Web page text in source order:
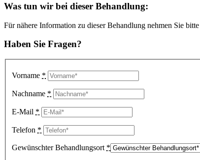
Was tun wir bei dieser Behandlung:
Für nähere Information zu dieser Behandlung nehmen Sie
Haben Sie Fragen?
Vorname *
Nachname *
E-Mail *
Telefon *
Gewünschter Behandlungsort *